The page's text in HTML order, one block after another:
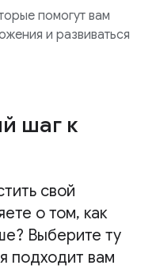
помогут вам
и развиваться
шаг к
свой
о том, как
Выберите ту
подходит вам